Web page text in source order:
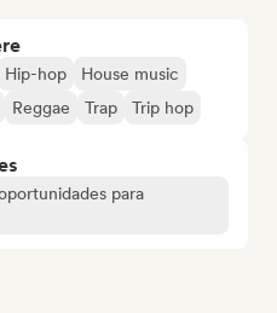
Hip-hop
House music
Reggae Trap Trip hop
para